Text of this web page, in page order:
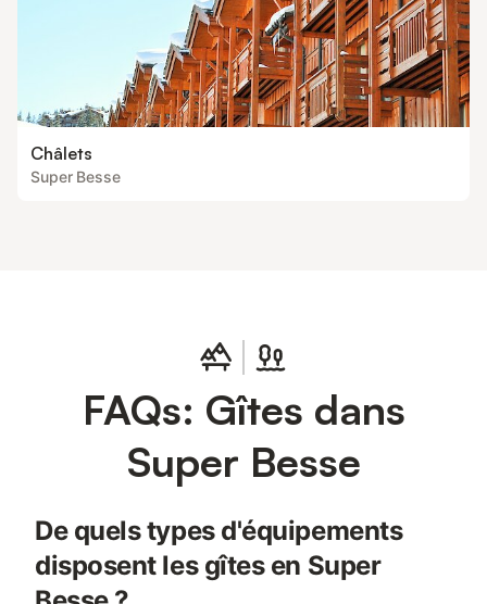
Châlets
Super Besse
FAQs: Gîtes dans
Super Besse
De quels types d'équipements
disposent les gîtes en Super